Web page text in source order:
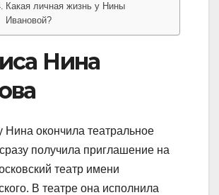
Какая личная жизнь у Нины
Ивановой?
Нина
Нина окончила театральное
получила приглашение на
театр имени
В театре она исполнила